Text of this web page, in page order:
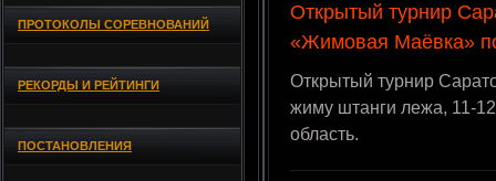
ПРОТОКОЛЫ СОРЕВНОВАНИЙ
РЕКОРДЫ И РЕЙТИНГИ
ПОСТАНОВЛЕНИЯ
Открытый турнир
«Жимовая Маёвка»
Открытый турнир
жиму штанги лежа, 11-
область.